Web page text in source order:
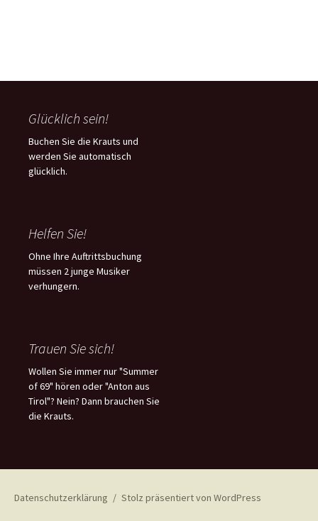
Glücklich sein!
Buchen Sie die Krauts und
werden Sie automatisch
glücklich.
Helfen Sie!
Ohne Ihre Auftrittsbuchung
müssen 2 junge Musiker
verhungern.
Trauen Sie sich!
Wollen Sie immer nur "Summer
of 69" hören oder "Anton aus
Tirol"? Nein? Dann brauchen Sie
die Krauts.
Datenschutzerklärung Stolz präsentiert von WordPress